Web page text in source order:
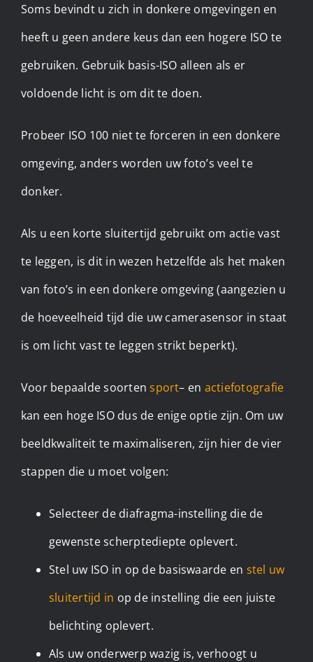
Soms bevindt u zich in donkere omgevingen en
heeft u geen andere keus dan een hogere ISO te
gebruiken. Gebruik basis-ISO alleen als er
voldoende licht is om dit te doen.
Probeer ISO 100 niet te forceren in een donkere
omgeving, anders worden uw foto’s veel te
donker.
Als u een korte sluitertijd gebruikt om actie vast
te leggen, is dit in wezen hetzelfde als het maken
van foto’s in een donkere omgeving (aangezien u
de hoeveelheid tijd die uw camerasensor in staat
is om licht vast te leggen strikt beperkt).
Voor bepaalde soortensport– en actiefotografie
kan een hoge ISO dus de enige optie zijn. Om uw
beeldkwaliteit te maximaliseren, zijn hier de vier
stappen die u moet volgen:
Selecteer de diafragma-instelling die de
gewenste scherptediepte oplevert.
Stel uw ISO in op de basiswaarde en stel uw
sluitertijd in op de instelling die een juiste
belichting oplevert.
Als uw onderwerp wazig is, verhoogt u